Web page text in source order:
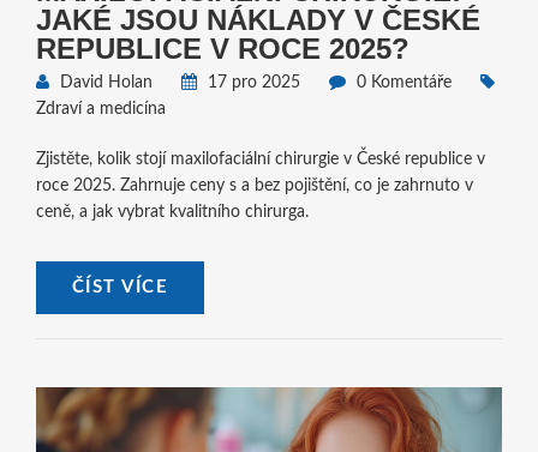
JAKÉ JSOU NÁKLADY V ČESKÉ
REPUBLICE V ROCE 2025?
David Holan 17 pro 2025
0 Komentáře
Zdraví a medicína
Zjistěte, kolik stojí maxilofaciální chirurgie v České republice v
roce 2025. Zahrnuje ceny s a bez pojištění, co je zahrnuto v
ceně, a jak vybrat kvalitního chirurga.
ČÍST VÍCE